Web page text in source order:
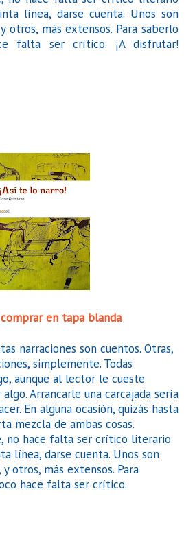
línea, darse cuenta. Unos son
otros, más extensos. Para saberlo
falta ser crítico. ¡A disfrutar!
comprar en tapa blanda
narraciones son cuentos. Otras,
simplemente. Todas
aunque al lector le cueste
Arrancarle una carcajada sería
En alguna ocasión, quizás hasta
mezcla de ambas cosas.
no hace falta ser crítico literario
línea, darse cuenta. Unos son
otros, más extensos. Para
hace falta ser crítico.